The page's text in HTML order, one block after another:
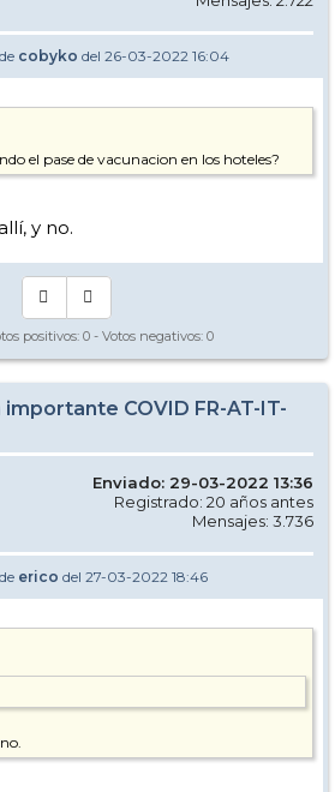
cobyko del 26-03-2022 16:04
el pase de vacunacion en los hoteles?
y no.
positivos: 0 - Votos negativos: 0
COVID FR-AT-IT-
Enviado: 29-03-2022 13:36
Registrado: 20 años antes
Mensajes: 3.736
erico del 27-03-2022 18:46